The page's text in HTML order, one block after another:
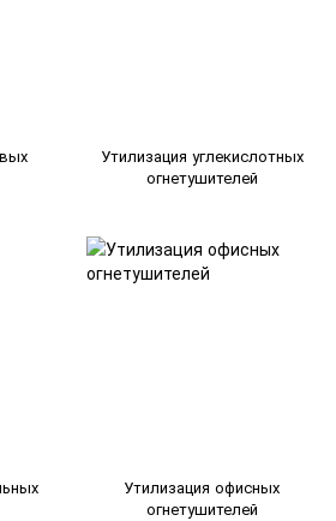
Утилизация углекислотных
огнетушителей
Утилизация офисных
огнетушителей